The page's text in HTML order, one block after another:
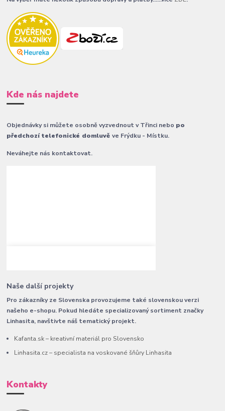
Kde nás najdete
Objednávky si můžete osobně vyzvednout v Třinci nebo po
předchozí telefonické domluvěve Frýdku - Místku.
Neváhejte nás kontaktovat.
Naše další projekty
Pro zákazníky ze Slovenska provozujeme také slovenskou verzi
našeho e-shopu. Pokud hledáte specializovaný sortiment značky
Linhasita, navštivte náš tematický projekt.
Kafanta.sk – kreativní materiál pro Slovensko
Linhasita.cz – specialista na voskované šňůry Linhasita
Kontakty